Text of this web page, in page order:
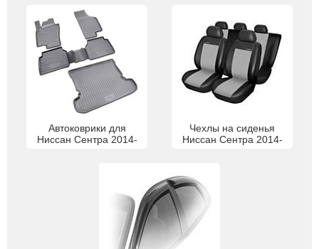
Автоковрики для
Ниссан Сентра 2014-
Чехлы на сиденья
Ниссан Сентра 2014-